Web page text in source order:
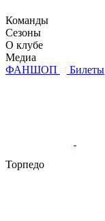
Команды
Сезоны
О клубе
Медиа
ФАНШОП
Билеты
Торпедо